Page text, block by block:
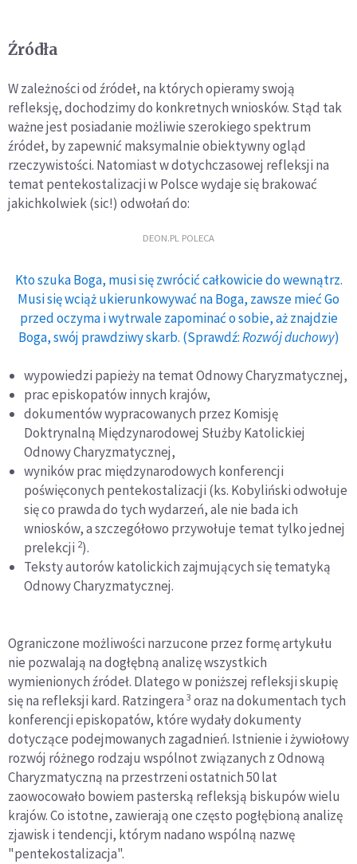
Źródła
W zależności od źródeł, na których opieramy swoją
refleksję, dochodzimy do konkretnych wniosków. Stąd tak
ważne jest posiadanie możliwie szerokiego spektrum
źródeł, by zapewnić maksymalnie obiektywny ogląd
rzeczywistości. Natomiast w dotychczasowej refleksji na
temat pentekostalizacji w Polsce wydaje się brakować
jakichkolwiek (sic!) odwołań do:
DEON.PL POLECA
Kto szuka Boga, musi się zwrócić całkowicie do wewnątrz.
Musi się wciąż ukierunkowywać na Boga, zawsze mieć Go
przed oczyma i wytrwale zapominać o sobie, aż znajdzie
Boga, swój prawdziwy skarb. (Sprawdź:Rozwój duchowy)
wypowiedzi papieży na temat Odnowy Charyzmatycznej,
prac episkopatów innych krajów,
dokumentów wypracowanych przez Komisję
Doktrynalną Międzynarodowej Służby Katolickiej
Odnowy Charyzmatycznej,
wyników prac międzynarodowych konferencji
poświęconych pentekostalizacji (ks. Kobyliński odwołuje
się co prawda do tych wydarzeń, ale nie bada ich
wniosków, a szczegółowo przywołuje temat tylko jednej
prelekcji 2).
Teksty autorów katolickich zajmujących się tematyką
Odnowy Charyzmatycznej.
Ograniczone możliwości narzucone przez formę artykułu
nie pozwalają na dogłębną analizę wszystkich
wymienionych źródeł. Dlatego w poniższej refleksji skupię
się na refleksji kard. Ratzingera 3 oraz na dokumentach tych
konferencji episkopatów, które wydały dokumenty
dotyczące podejmowanych zagadnień. Istnienie i żywiołowy
rozwój różnego rodzaju wspólnot związanych z Odnową
Charyzmatyczną na przestrzeni ostatnich 50 lat
zaowocowało bowiem pasterską refleksją biskupów wielu
krajów. Co istotne, zawierają one często pogłębioną analizę
zjawisk i tendencji, którym nadano wspólną nazwę
"pentekostalizacja".